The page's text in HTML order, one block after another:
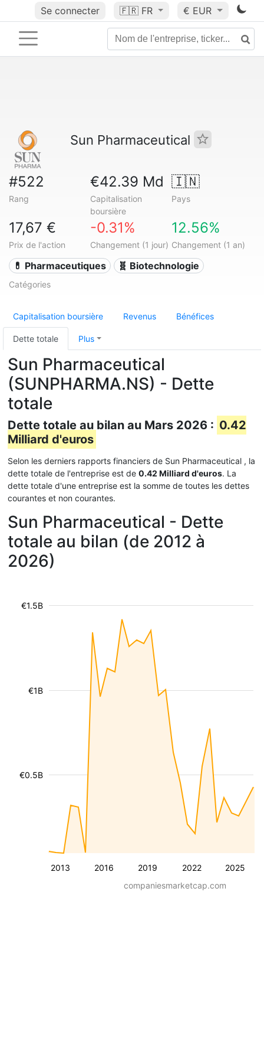
Se connecter 🇫🇷 FR € EUR
Sun Pharmaceutical
#522
Rang
€42.39 Md
Capitalisation
boursière
🇮🇳
Pays
17,67 €
Prix de l'action
-0.31%
Changement (1 jour)
12.56%
Changement (1 an)
💊 Pharmaceutiques 🧬 Biotechnologie
Catégories
Capitalisation boursière Revenus Bénéfices
Dette totale Plus
Sun Pharmaceutical
(SUNPHARMA.NS) - Dette
totale
Dette totale au bilan au Mars 2026 : 0.42
Milliard d'euros
Selon les derniers rapports financiers de Sun Pharmaceutical , la
dette totale de l'entreprise est de 0.42 Milliard d'euros. La
dette totale d'une entreprise est la somme de toutes les dettes
courantes et non courantes.
Sun Pharmaceutical - Dette
totale au bilan (de 2012 à
2026)
2013 2016 2019 2022 2025
€0.5B
€1B
€1.5B
companiesmarketcap.com